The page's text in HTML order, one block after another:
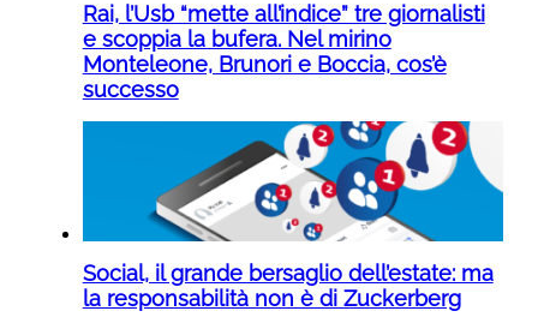
Rai, l’Usb “mette all’indice” tre giornalisti
e scoppia la bufera. Nel mirino
Monteleone, Brunori e Boccia, cos’è
successo
Social, il grande bersaglio dell’estate: ma
la responsabilità non è di Zuckerberg